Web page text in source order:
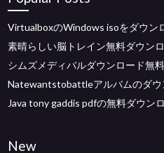
VirtualboxのWindows isoをダウン
素晴らしい脳トレイン無料ダウン
シムズメディバルダウンロード無
Natewantstobattleアルバムのダウ
Java tony gaddis pdfの無料ダウン
New